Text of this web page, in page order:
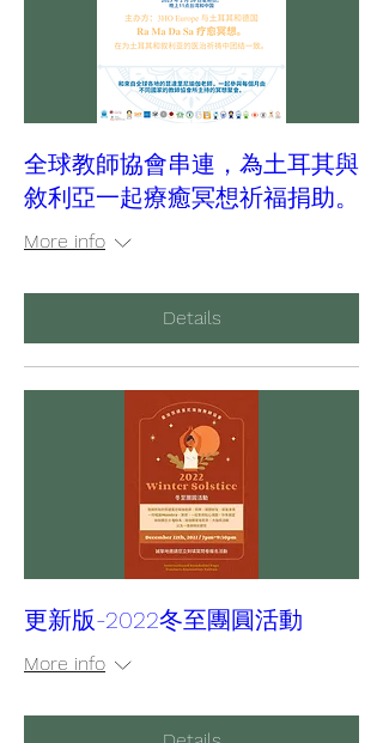
全球教師協會串連，為土耳其與
敘利亞一起療癒冥想祈福捐助。
More info
Details
更新版-2022冬至團圓活動
More info